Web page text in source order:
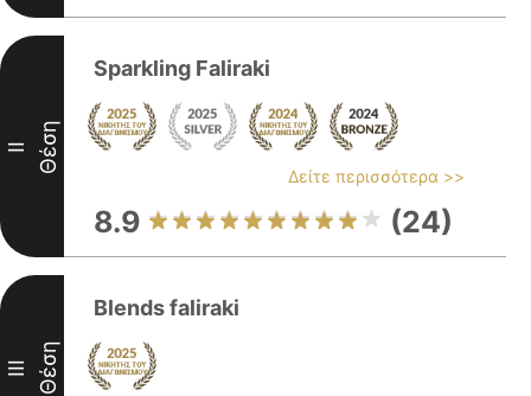
II Θέση
Sparkling Faliraki
Δείτε περισσότερα >>
8.9 (24)
III Θέση
Blends faliraki